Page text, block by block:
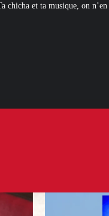
n’en veut pas » : la mairie